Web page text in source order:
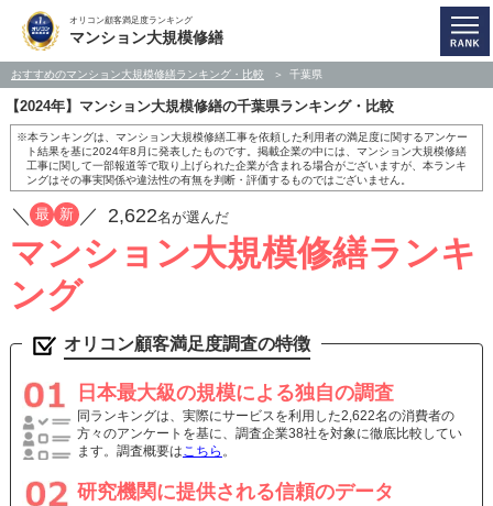
オリコン顧客満足度ランキング
マンション大規模修繕
おすすめのマンション大規模修繕ランキング・比較 千葉県
【2024年】マンション大規模修繕の千葉県ランキング・比較
※本ランキングは、マンション大規模修繕工事を依頼した利用者の満足度に関するアンケー
ト結果を基に2024年8月に発表したものです。掲載企業の中には、マンション大規模修繕
工事に関して一部報道等で取り上げられた企業が含まれる場合がございますが、本ランキ
ングはその事実関係や違法性の有無を判断・評価するものではございません。
／ 最 新 ／ 2,622名が選んだ
マンション大規模修繕ランキ
ング
オリコン顧客満足度調査の特徴
日本最大級の規模による独自の調査
同ランキングは、実際にサービスを利用した2,622名の消費者の
方々のアンケートを基に、調査企業38社を対象に徹底比較してい
ます。調査概要はこちら 。
研究機関に提供される信頼のデータ